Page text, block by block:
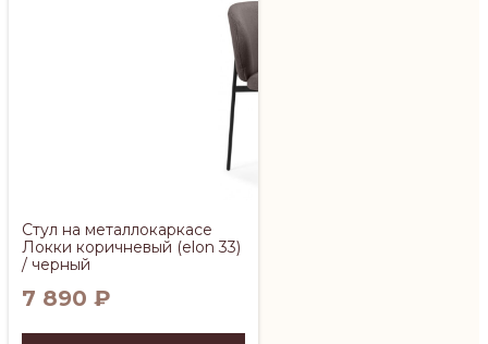
Стул на металлокаркасе
Локки коричневый (elon 33)
/ черный
7 890 ₽